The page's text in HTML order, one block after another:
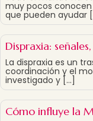
muy pocos
que pueden ayudar
Dispraxia:
La dispraxia es un
coordinación y el
investigado y […]
Cómo influye la